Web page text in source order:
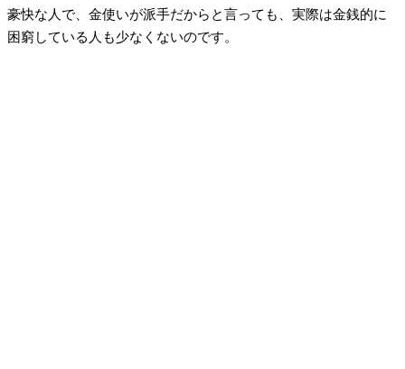
豪快な人で、金使いが派手だからと言っても、実際は金銭的に
困窮している人も少なくないのです。